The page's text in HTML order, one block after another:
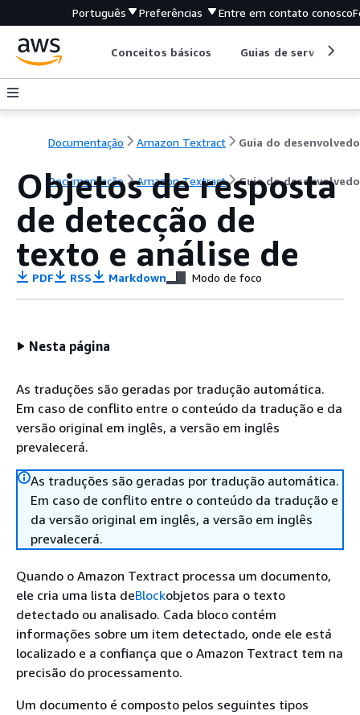
Português Preferências Entre em contato conosco
Conceitos básicos Guias de serviço
Documentação Amazon Textract Guia do
Documentação Amazon Textract Guia do
Objetos de resposta
de detecção de
texto e análise de
PDF RSS Markdown Modo de foco
Nesta página
As traduções são geradas por tradução automática.
Em caso de conflito entre o conteúdo da tradução e da
versão original em inglês, a versão em inglês
prevalecerá.
As traduções são geradas por tradução automática.
Em caso de conflito entre o conteúdo da tradução e
da versão original em inglês, a versão em inglês
prevalecerá.
Quando o Amazon Textract processa um documento,
ele cria uma lista deBlockobjetos para o texto
detectado ou analisado. Cada bloco contém
informações sobre um item detectado, onde ele está
localizado e a confiança que o Amazon Textract tem na
precisão do processamento.
Um documento é composto pelos seguintes tipos